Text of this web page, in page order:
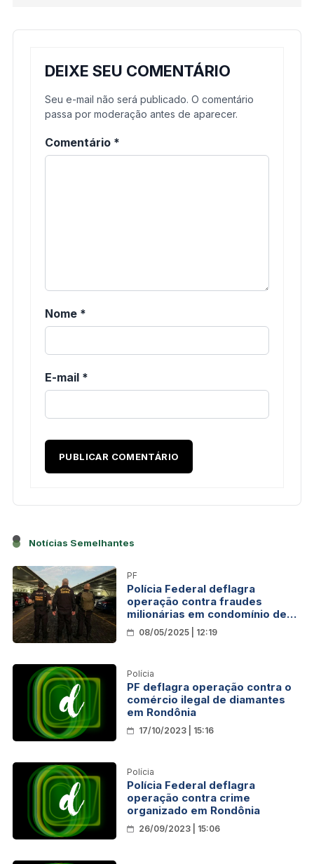
DEIXE SEU COMENTÁRIO
Seu e-mail não será publicado. O comentário
passa por moderação antes de aparecer.
Comentário *
Nome *
E-mail *
Notícias Semelhantes
PF
Polícia Federal deflagra
operação contra fraudes
milionárias em condomínio de
luxo em Porto Velho
08/05/2025 | 12:19
Polícia
PF deflagra operação contra o
comércio ilegal de diamantes
em Rondônia
17/10/2023 | 15:16
Polícia
Polícia Federal deflagra
operação contra crime
organizado em Rondônia
26/09/2023 | 15:06